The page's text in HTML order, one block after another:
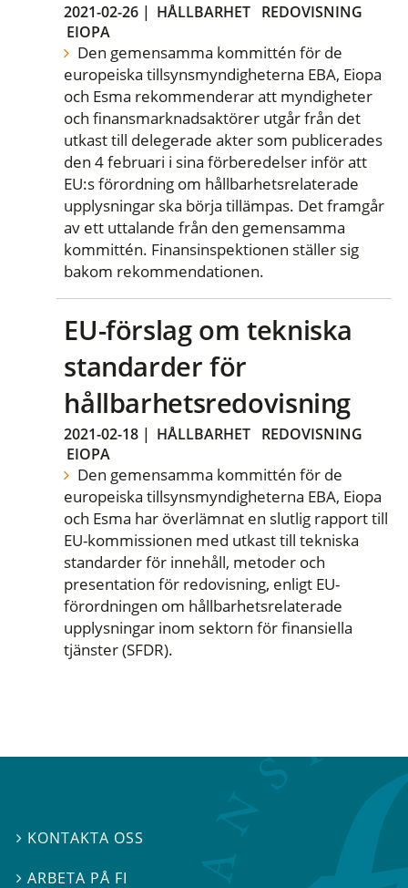
2021-02-26 | HÅLLBARHET REDOVISNING
EIOPA
Den gemensamma kommittén för de
europeiska tillsynsmyndigheterna EBA, Eiopa
och Esma rekommenderar att myndigheter
och finansmarknadsaktörer utgår från det
utkast till delegerade akter som publicerades
den 4 februari i sina förberedelser inför att
EU:s förordning om hållbarhetsrelaterade
upplysningar ska börja tillämpas. Det framgår
av ett uttalande från den gemensamma
kommittén. Finansinspektionen ställer sig
bakom rekommendationen.
EU-förslag om tekniska
standarder för
hållbarhetsredovisning
2021-02-18 | HÅLLBARHET REDOVISNING
EIOPA
Den gemensamma kommittén för de
europeiska tillsynsmyndigheterna EBA, Eiopa
och Esma har överlämnat en slutlig rapport till
EU-kommissionen med utkast till tekniska
standarder för innehåll, metoder och
presentation för redovisning, enligt EU-
förordningen om hållbarhetsrelaterade
upplysningar inom sektorn för finansiella
tjänster (SFDR).
 KONTAKTA OSS
 ARBETA PÅ FI